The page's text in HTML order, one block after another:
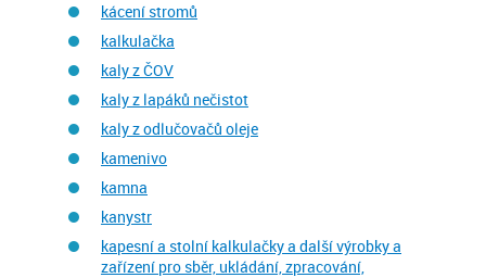
kácení stromů
kalkulačka
kaly z ČOV
kaly z lapáků nečistot
kaly z odlučovačů oleje
kamenivo
kamna
kanystr
kapesní a stolní kalkulačky a další výrobky a
zařízení pro sběr, ukládání, zpracování,